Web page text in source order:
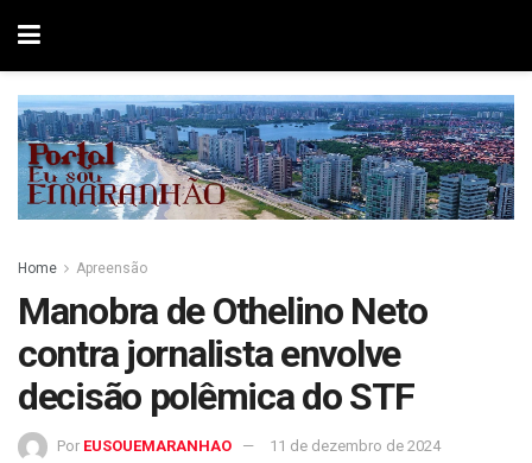
Home Apreensão
Manobra de Othelino Neto
contra jornalista envolve
decisão polêmica do STF
Por EUSOUEMARANHAO 11 de dezembro de 2024